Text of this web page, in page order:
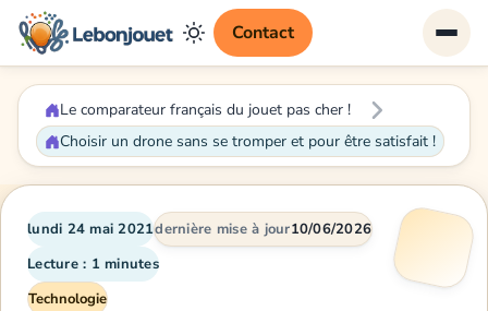
Contact
Le comparateur français du jouet pas cher !
Choisir un drone sans se tromper et pour être satisfait !
lundi 24 mai 2021dernière mise à jour10/06/2026
Lecture : 1 minutes
Technologie